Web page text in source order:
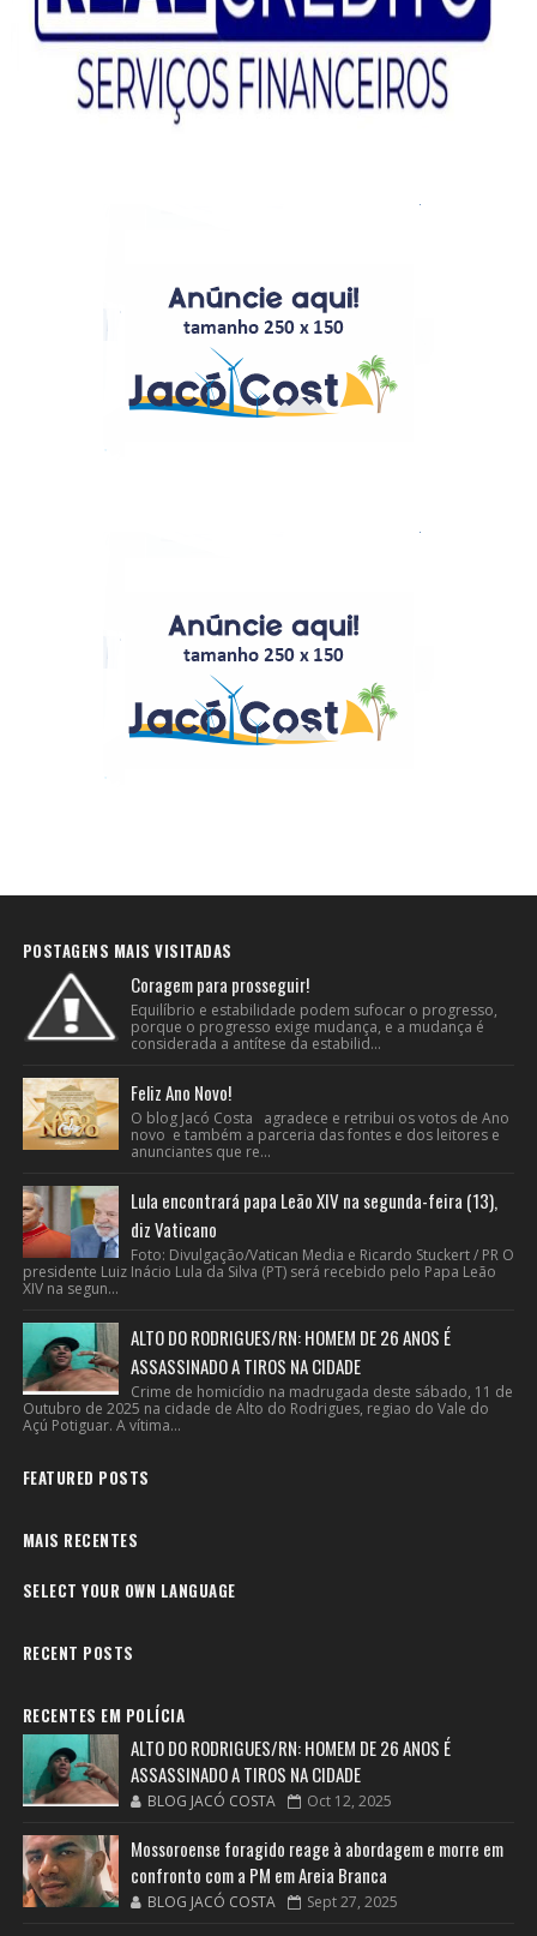
POSTAGENS MAIS VISITADAS
Coragem para prosseguir!
Equilíbrio e estabilidade podem sufocar o progresso,
porque o progresso exige mudança, e a mudança é
considerada a antítese da estabilid...
Feliz Ano Novo!
O blog Jacó Costa agradece e retribui os votos de Ano
novo e também a parceria das fontes e dos leitores e
anunciantes que re...
Lula encontrará papa Leão XIV na segunda-feira (13),
diz Vaticano
Foto: Divulgação/Vatican Media e Ricardo Stuckert / PR O
presidente Luiz Inácio Lula da Silva (PT) será recebido pelo Papa Leão
XIV na segun...
ALTO DO RODRIGUES/RN: HOMEM DE 26 ANOS É
ASSASSINADO A TIROS NA CIDADE
Crime de homicídio na madrugada deste sábado, 11 de
Outubro de 2025 na cidade de Alto do Rodrigues, regiao do Vale do
Açú Potiguar. A vítima...
FEATURED POSTS
MAIS RECENTES
SELECT YOUR OWN LANGUAGE
RECENT POSTS
RECENTES EM POLÍCIA
ALTO DO RODRIGUES/RN: HOMEM DE 26 ANOS É
ASSASSINADO A TIROS NA CIDADE
BLOG JACÓ COSTA Oct 12, 2025
Mossoroense foragido reage à abordagem e morre em
confronto com a PM em Areia Branca
BLOG JACÓ COSTA Sept 27, 2025